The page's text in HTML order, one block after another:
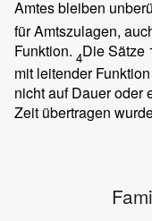
Amtes bleiben
für Amtszulagen,
Funktion. 4Die Sätze
mit leitender
nicht auf Dauer oder
Zeit übertragen